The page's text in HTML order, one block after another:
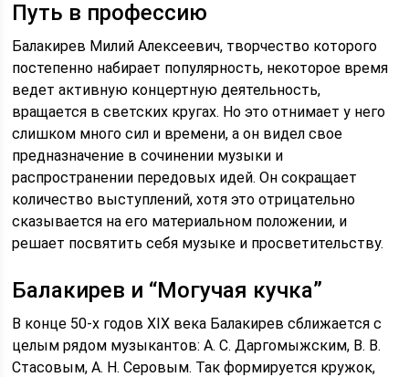
Путь в профессию
Балакирев Милий Алексеевич, творчество которого
постепенно набирает популярность, некоторое время
ведет активную концертную деятельность,
вращается в светских кругах. Но это отнимает у него
слишком много сил и времени, а он видел свое
предназначение в сочинении музыки и
распространении передовых идей. Он сокращает
количество выступлений, хотя это отрицательно
сказывается на его материальном положении, и
решает посвятить себя музыке и просветительству.
Балакирев и “Могучая кучка”
В конце 50-х годов XIX века Балакирев сближается с
целым рядом музыкантов: А. С. Даргомыжским, В. В.
Стасовым, А. Н. Серовым. Так формируется кружок,